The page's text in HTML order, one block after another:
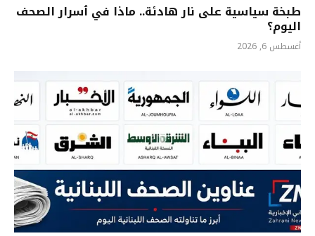
طبخة سياسية على نار هادئة.. ماذا في ٲسرار الصحف
اليوم؟
أغسطس 6, 2026